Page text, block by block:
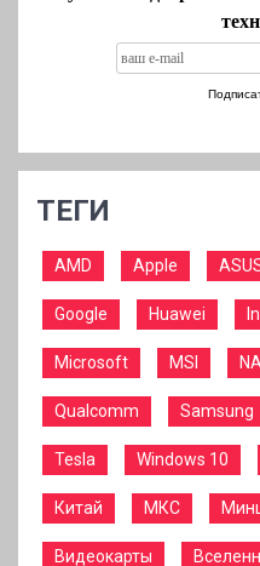
ТЕГИ
AMD Apple
Google Huawei
Microsoft MSI
Qualcomm Samsung
Tesla Windows 10
Китай МКС
Видеокарты